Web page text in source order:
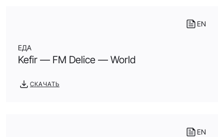
EN
ЕДА
Kefir — FM Delice — World
СКАЧАТЬ
EN